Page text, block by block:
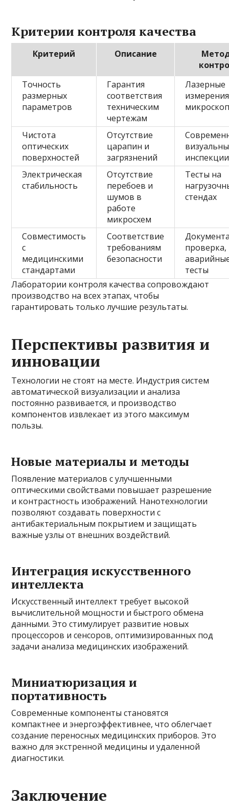
Критерии контроля качества
Критерий Описание
Точность
размерных
параметров
Гарантия
соответствия
техническим
чертежам
Лазерные
Чистота
оптических
поверхностей
Отсутствие
царапин и
загрязнений
инспекции
Электрическая
стабильность
Отсутствие
перебоев и
шумов в
работе
микросхем
Тесты на
стендах
Совместимость
с
медицинскими
стандартами
Соответствие
требованиям
безопасности
проверка,
тесты
Лаборатории контроля качества сопровождают
производство на всех этапах, чтобы
гарантировать только лучшие результаты.
Перспективы развития и
инновации
Технологии не стоят на месте. Индустрия систем
автоматической визуализации и анализа
постоянно развивается, и производство
компонентов извлекает из этого максимум
пользы.
Новые материалы и методы
Появление материалов с улучшенными
оптическими свойствами повышает разрешение
и контрастность изображений. Нанотехнологии
позволяют создавать поверхности с
антибактериальным покрытием и защищать
важные узлы от внешних воздействий.
Интеграция искусственного
интеллекта
Искусственный интеллект требует высокой
вычислительной мощности и быстрого обмена
данными. Это стимулирует развитие новых
процессоров и сенсоров, оптимизированных под
задачи анализа медицинских изображений.
Миниатюризация и
портативность
Современные компоненты становятся
компактнее и энергоэффективнее, что облегчает
создание переносных медицинских приборов. Это
важно для экстренной медицины и удаленной
диагностики.
Заключение